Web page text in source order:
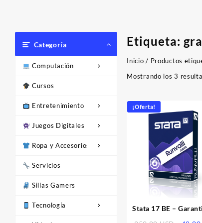
Categoría
Computación
Cursos
Entretenimiento
Juegos Digitales
Ropa y Accesorios
Servicios
Sillas Gamers
Tecnología
Etiqueta:
Inicio / Productos
Mostrando los 3
¡Oferta!
Stata 17 BE –